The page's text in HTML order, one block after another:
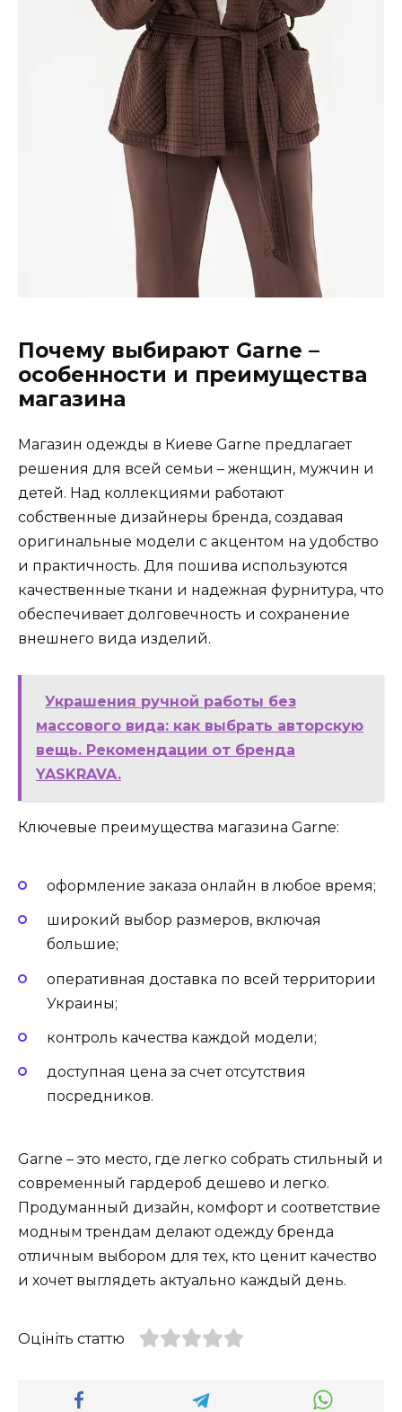
Почему выбирают Garne –
особенности и преимущества
магазина
Магазин одежды в Киеве Garne предлагает
решения для всей семьи – женщин, мужчин и
детей. Над коллекциями работают
собственные дизайнеры бренда, создавая
оригинальные модели с акцентом на удобство
и практичность. Для пошива используются
качественные ткани и надежная фурнитура, что
обеспечивает долговечность и сохранение
внешнего вида изделий.
Украшения ручной работы без
массового вида: как выбрать авторскую
вещь. Рекомендации от бренда
YASKRAVA.
Ключевые преимущества магазина Garne:
оформление заказа онлайн в любое время;
широкий выбор размеров, включая
большие;
оперативная доставка по всей территории
Украины;
контроль качества каждой модели;
доступная цена за счет отсутствия
посредников.
Garne – это место, где легко собрать стильный и
современный гардероб дешево и легко.
Продуманный дизайн, комфорт и соответствие
модным трендам делают одежду бренда
отличным выбором для тех, кто ценит качество
и хочет выглядеть актуально каждый день.
Оцініть статтю